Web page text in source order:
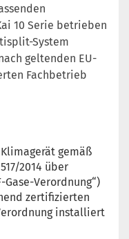
10 Serie betrieben
System
geltenden EU-
Fachbetrieb
gemäß
2014 über
Verordnung“)
zertifizierten
installiert